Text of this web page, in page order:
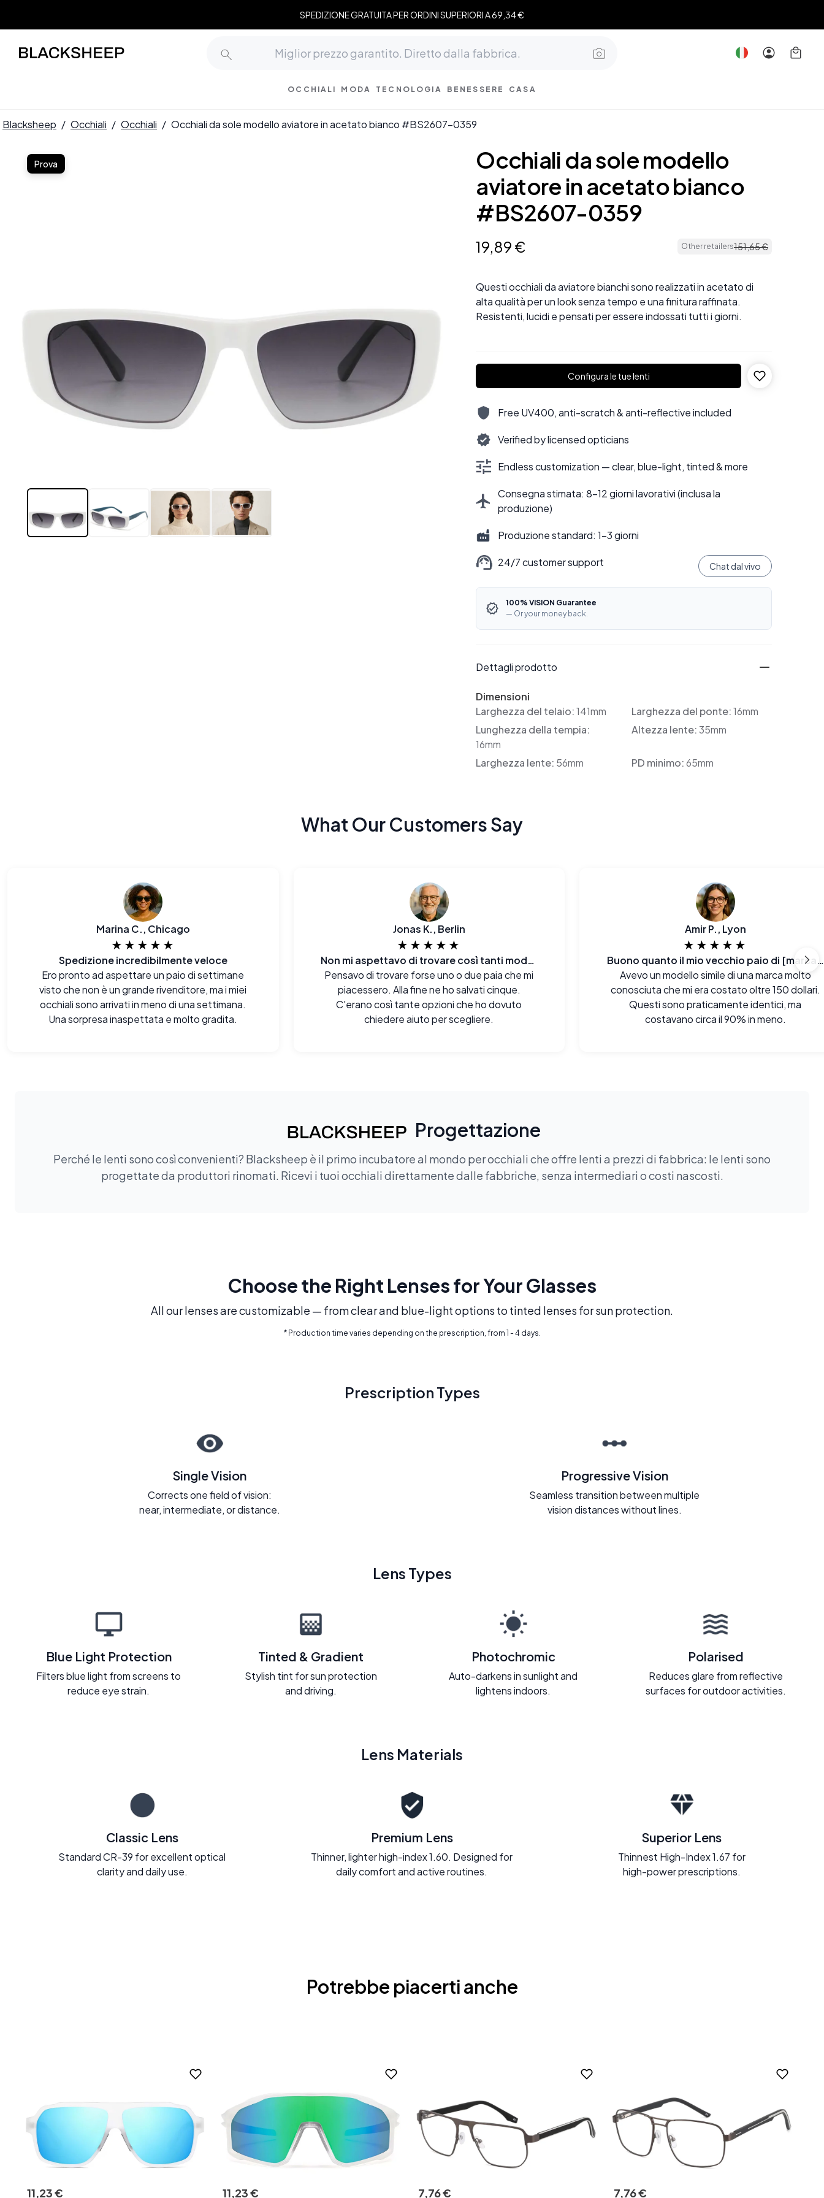
SPEDIZIONE GRATUITA PER ORDINI SUPERIORI A 69,34 €
OCCHIALI MODA TECNOLOGIA BENESSERE CASA
Blacksheep / Occhiali / Occhiali / Occhiali da sole modello aviatore in acetato bianco #BS2607-0359
Prova
Occhiali da sole modello
aviatore in acetato bianco
#BS2607-0359
19,89 € Other retailers151,65€
Questi occhiali da aviatore bianchi sono realizzati in acetato di
alta qualità per un look senza tempo e una finitura raffinata.
Resistenti, lucidi e pensati per essere indossati tutti i giorni.
Configura le tue lenti
Free UV400, anti-scratch & anti-reflective included
Verified by licensed opticians
Endless customization — clear, blue-light, tinted & more
Consegna stimata: 8–12 giorni lavorativi (inclusa la
produzione)
Produzione standard: 1–3 giorni
24/7 customer support Chat dal vivo
100% VISION Guarantee
— Or your money back.
Dettagli prodotto
Dimensioni
Larghezza del telaio:141mm Larghezza del ponte:16mm
Lunghezza della tempia:
16mm
Altezza lente:35mm
Larghezza lente: 56mm PD minimo:65mm
What Our Customers Say
Marina C., Chicago
★★★★★
Spedizione incredibilmente veloce
Ero pronto ad aspettare un paio di settimane
visto che non è un grande rivenditore, ma i miei
occhiali sono arrivati in meno di una settimana.
Una sorpresa inaspettata e molto gradita.
Jonas K., Berlin
★★★★★
Non mi aspettavo di trovare così tanti modelli
Pensavo di trovare forse uno o due paia che mi
piacessero. Alla fine ne ho salvati cinque.
C'erano così tante opzioni che ho dovuto
chiedere aiuto per scegliere.
Amir P., Lyon
★★★★★
Buono quanto il mio vecchio paio di [marca famosa]
Avevo un modello simile di una marca molto
conosciuta che mi era costato oltre 150 dollari.
Questi sono praticamente identici, ma
costavano circa il 90% in meno.
Progettazione
Perché le lenti sono così convenienti? Blacksheep è il primo incubatore al mondo per occhiali che offre lenti a prezzi di fabbrica: le lenti sono
progettate da produttori rinomati. Ricevi i tuoi occhiali direttamente dalle fabbriche, senza intermediari o costi nascosti.
Choose the Right Lenses for Your Glasses
All our lenses are customizable — from clear and blue-light options to tinted lenses for sun protection.
* Production time varies depending on the prescription, from 1 - 4 days.
Prescription Types
Single Vision
Corrects one field of vision:
near, intermediate, or distance.
Progressive Vision
Seamless transition between multiple
vision distances without lines.
Lens Types
Blue Light Protection
Filters blue light from screens to
reduce eye strain.
Tinted & Gradient
Stylish tint for sun protection
and driving.
Photochromic
Auto-darkens in sunlight and
lightens indoors.
Polarised
Reduces glare from reflective
surfaces for outdoor activities.
Lens Materials
Classic Lens
Standard CR-39 for excellent optical
clarity and daily use.
Premium Lens
Thinner, lighter high-index 1.60. Designed for
daily comfort and active routines.
Superior Lens
Thinnest High-Index 1.67 for
high-power prescriptions.
Potrebbe piacerti anche
11,23€ 11,23€ 7,76€ 7,76€